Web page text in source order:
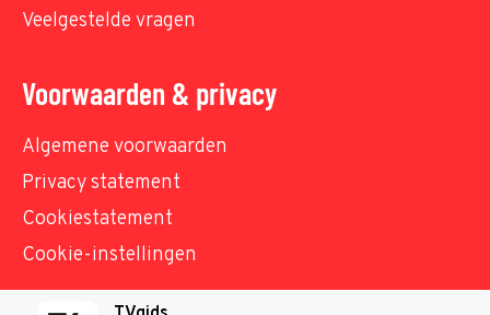
Veelgestelde vragen
Voorwaarden & privacy
Algemene voorwaarden
Privacy statement
Cookiestatement
Cookie-instellingen